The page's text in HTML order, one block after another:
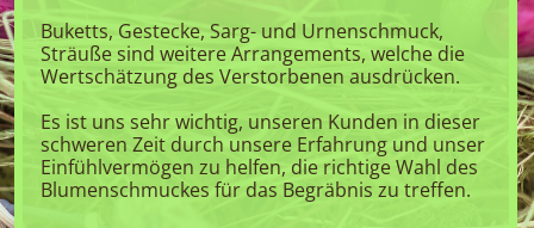
Buketts, Gestecke, Sarg- und Urnenschmuck,
Sträuße sind weitere Arrangements, welche die
Wertschätzung des Verstorbenen ausdrücken.
Es ist uns sehr wichtig, unseren Kunden in dieser
schweren Zeit durch unsere Erfahrung und unser
Einfühlvermögen zu helfen, die richtige Wahl des
Blumenschmuckes für das Begräbnis zu treffen.